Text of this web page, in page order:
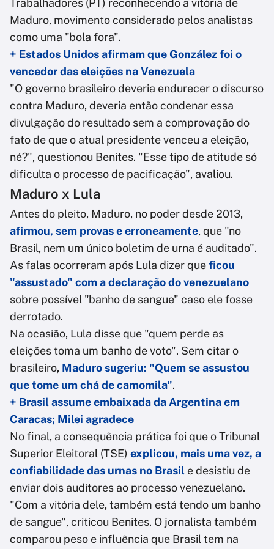
Trabalhadores (PT) reconhecendo a vitória de
Maduro, movimento considerado pelos analistas
como uma "bola fora".
+ Estados Unidos afirmam que González foi o
vencedor das eleições na Venezuela
"O governo brasileiro deveria endurecer o discurso
contra Maduro, deveria então condenar essa
divulgação do resultado sem a comprovação do
fato de que o atual presidente venceu a eleição,
né?", questionou Benites. "Esse tipo de atitude só
dificulta o processo de pacificação", avaliou.
Maduro x Lula
Antes do pleito, Maduro, no poder desde 2013,
afirmou, sem provas e erroneamente, que "no
Brasil, nem um único boletim de urna é auditado".
As falas ocorreram após Lula dizer queficou
"assustado" com a declaração do venezuelano
sobre possível "banho de sangue" caso ele fosse
derrotado.
Na ocasião, Lula disse que "quem perde as
eleições toma um banho de voto". Sem citar o
brasileiro, Maduro sugeriu: "Quem se assustou
que tome um chá de camomila".
+ Brasil assume embaixada da Argentina em
Caracas; Milei agradece
No final, a consequência prática foi que o Tribunal
Superior Eleitoral (TSE) explicou, mais uma vez, a
confiabilidade das urnas no Brasil e desistiu de
enviar dois auditores ao processo venezuelano.
"Com a vitória dele, também está tendo um banho
de sangue", criticou Benites. O jornalista também
comparou peso e influência que Brasil tem na